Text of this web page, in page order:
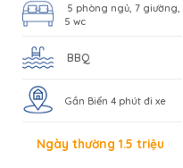
5 phòng ngủ, 7 giường,
5 wc
BBQ
Gần Biển 4 phút đi xe
Ngày thường 1.5 triệu